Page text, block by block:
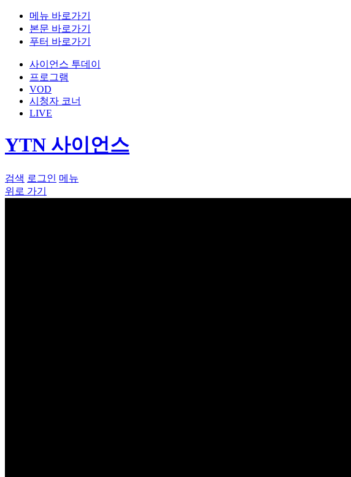
메뉴 바로가기
본문 바로가기
푸터 바로가기
사이언스 투데이
프로그램
VOD
시청자 코너
LIVE
YTN 사이언스
검색 로그인 메뉴
위로 가기